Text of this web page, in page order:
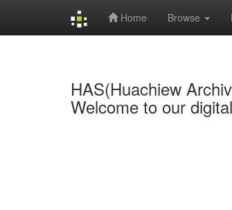
Home Browse
HAS(Huachiew
Welcome to our